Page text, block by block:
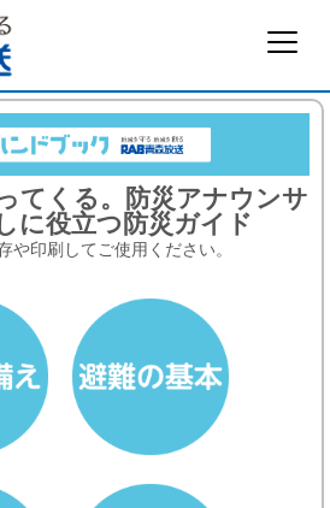
てくる。防災アナウンサ
に役立つ防災ガイド
印刷してご使用ください。